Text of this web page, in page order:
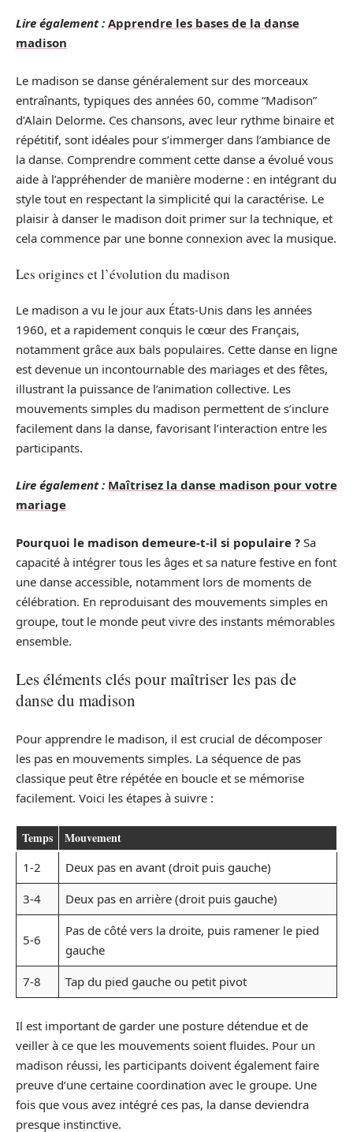
Lire également : Apprendre les bases de la danse
madison
Le madison se danse généralement sur des morceaux
entraînants, typiques des années 60, comme “Madison”
d’Alain Delorme. Ces chansons, avec leur rythme binaire et
répétitif, sont idéales pour s’immerger dans l’ambiance de
la danse. Comprendre comment cette danse a évolué vous
aide à l’appréhender de manière moderne : en intégrant du
style tout en respectant la simplicité qui la caractérise. Le
plaisir à danser le madison doit primer sur la technique, et
cela commence par une bonne connexion avec la musique.
Les origines et l’évolution du madison
Le madison a vu le jour aux États-Unis dans les années
1960, et a rapidement conquis le cœur des Français,
notamment grâce aux bals populaires. Cette danse en ligne
est devenue un incontournable des mariages et des fêtes,
illustrant la puissance de l’animation collective. Les
mouvements simples du madison permettent de s’inclure
facilement dans la danse, favorisant l’interaction entre les
participants.
Lire également : Maîtrisez la danse madison pour votre
mariage
Pourquoi le madison demeure-t-il si populaire ? Sa
capacité à intégrer tous les âges et sa nature festive en font
une danse accessible, notamment lors de moments de
célébration. En reproduisant des mouvements simples en
groupe, tout le monde peut vivre des instants mémorables
ensemble.
Les éléments clés pour maîtriser les pas de
danse du madison
Pour apprendre le madison, il est crucial de décomposer
les pas en mouvements simples. La séquence de pas
classique peut être répétée en boucle et se mémorise
facilement. Voici les étapes à suivre :
Temps Mouvement
1-2
Deux pas en avant (droit puis gauche)
3-4
Deux pas en arrière (droit puis gauche)
5-6
Pas de côté vers la droite, puis ramener le pied
gauche
7-8
Tap du pied gauche ou petit pivot
Il est important de garder une posture détendue et de
veiller à ce que les mouvements soient fluides. Pour un
madison réussi, les participants doivent également faire
preuve d’une certaine coordination avec le groupe. Une
fois que vous avez intégré ces pas, la danse deviendra
presque instinctive.